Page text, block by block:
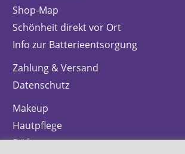
Shop-Map
Schönheit direkt vor Ort
Info zur Batterieentsorgung
Zahlung & Versand
Datenschutz
Makeup
Hautpflege
Düfte